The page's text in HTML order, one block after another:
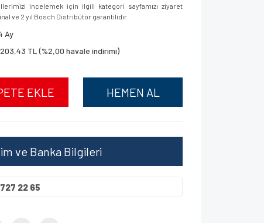
incelemek için ilgili kategori sayfamızı ziyaret
ve 2 yıl Bosch Distribütör garantilidir.
Ay
TL (%2,00 havale indirimi)
EKLE HEMEN AL
ve Banka Bilgileri
22 65